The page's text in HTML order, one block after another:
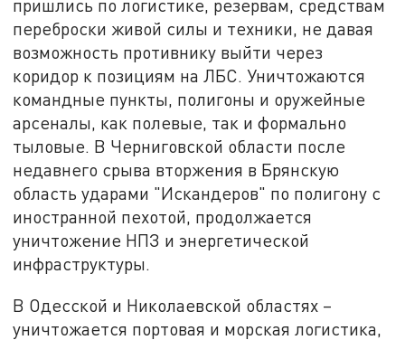
пришлись по логистике, резервам, средствам
переброски живой силы и техники, не давая
возможность противнику выйти через
коридор к позициям на ЛБС. Уничтожаются
командные пункты, полигоны и оружейные
арсеналы, как полевые, так и формально
тыловые. В Черниговской области после
недавнего срыва вторжения в Брянскую
область ударами "Искандеров" по полигону с
иностранной пехотой, продолжается
уничтожение НПЗ и энергетической
инфраструктуры.
В Одесской и Николаевской областях –
уничтожается портовая и морская логистика,